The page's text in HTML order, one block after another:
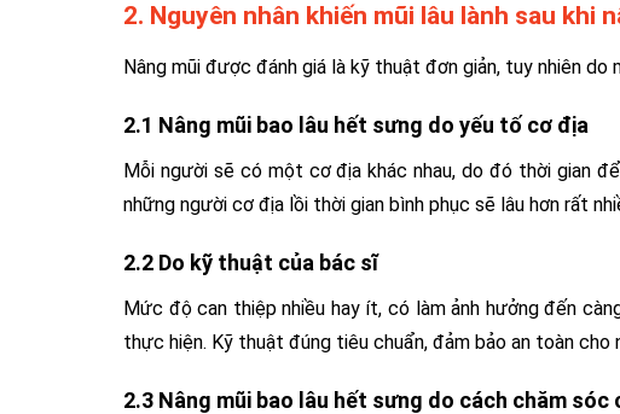
2. Nguyên nhân khiến mũi lâu lành sau khi
Nâng mũi được đánh giá là kỹ thuật đơn giản, tuy nhiên
2.1 Nâng mũi bao lâu hết sưng do yếu tố cơ địa
Mỗi người sẽ có một cơ địa khác nhau, do đó thời gian
những người cơ địa lồi thời gian bình phục sẽ lâu hơn rất
2.2 Do kỹ thuật của bác sĩ
Mức độ can thiệp nhiều hay ít, có làm ảnh hưởng đến
thực hiện. Kỹ thuật đúng tiêu chuẩn, đảm bảo an toàn
2.3 Nâng mũi bao lâu hết sưng do cách chăm sóc